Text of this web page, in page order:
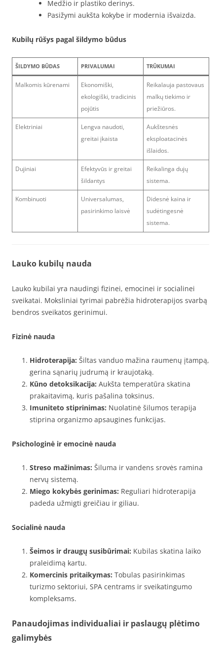
Medžio ir plastiko derinys.
Pasižymi aukšta kokybe ir modernia išvaizda.
Kubilų rūšys pagal šildymo būdus
ŠILDYMO BŪDAS PRIVALUMAI TRŪKUMAI
Malkomis kūrenami
Ekonomiški,
ekologiški, tradicinis
pojūtis
Reikalauja pastovaus
malkų tiekimo ir
priežiūros.
Elektriniai
Lengva naudoti,
greitai įkaista
Aukštesnės
eksploatacinės
išlaidos.
Dujiniai
Efektyvūs ir greitai
šildantys
Reikalinga dujų
sistema.
Kombinuoti
Universalumas,
pasirinkimo laisvė
Didesnė kaina ir
sudėtingesnė
sistema.
Lauko kubilų nauda
Lauko kubilai yra naudingi fizinei, emocinei ir socialinei
sveikatai. Moksliniai tyrimai pabrėžia hidroterapijos svarbą
bendros sveikatos gerinimui.
Fizinė nauda
Hidroterapija: Šiltas vanduo mažina raumenų įtampą,
gerina sąnarių judrumą ir kraujotaką.
Kūno detoksikacija: Aukšta temperatūra skatina
prakaitavimą, kuris pašalina toksinus.
Imuniteto stiprinimas: Nuolatinė šilumos terapija
stiprina organizmo apsaugines funkcijas.
Psichologinė ir emocinė nauda
Streso mažinimas: Šiluma ir vandens srovės ramina
nervų sistemą.
Miego kokybės gerinimas: Reguliari hidroterapija
padeda užmigti greičiau ir giliau.
Socialinė nauda
Šeimos ir draugų susibūrimai: Kubilas skatina laiko
praleidimą kartu.
Komercinis pritaikymas: Tobulas pasirinkimas
turizmo sektoriui, SPA centrams ir sveikatingumo
kompleksams.
Panaudojimas individualiai ir paslaugų plėtimo
galimybės